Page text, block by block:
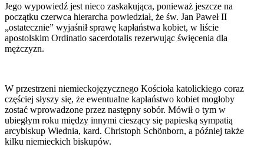
Jego wypowiedź jest nieco zaskakująca, ponieważ jeszcze na
początku czerwca hierarcha powiedział, że św. Jan Paweł II
„ostatecznie” wyjaśnił sprawę kapłaństwa kobiet, w liście
apostolskim Ordinatio sacerdotalis rezerwując święcenia dla
mężczyzn.
W przestrzeni niemieckojęzycznego Kościoła katolickiego coraz
częściej słyszy się, że ewentualne kapłaństwo kobiet mogłoby
zostać wprowadzone przez następny sobór. Mówił o tym w
ubiegłym roku między innymi cieszący się papieską sympatią
arcybiskup Wiednia, kard. Christoph Schönborn, a później także
kilku niemieckich biskupów.